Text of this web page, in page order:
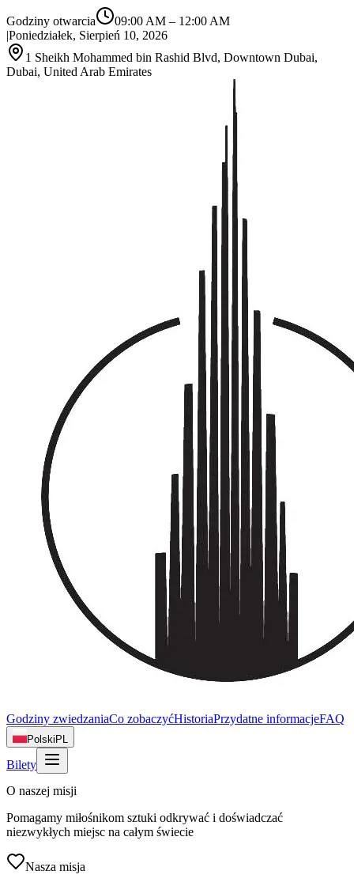
Godziny otwarcia 09:00 AM – 12:00 AM
|Poniedziałek, Sierpień 10, 2026
1 Sheikh Mohammed bin Rashid Blvd, Downtown Dubai,
Dubai, United Arab Emirates
Godziny zwiedzaniaCo zobaczyćHistoriaPrzydatne informacjeFAQ
Polski PL
Bilety
O naszej misji
Pomagamy miłośnikom sztuki odkrywać i doświadczać
niezwykłych miejsc na całym świecie
Nasza misja